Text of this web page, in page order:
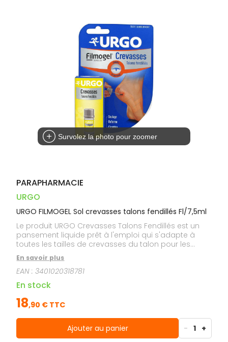
Survolez la photo pour zoomer
PARAPHARMACIE
URGO
URGO FILMOGEL Sol crevasses talons fendillés Fl/7,5ml
Le produit URGO Crevasses Talons Fendillés est un
pansement liquide prêt à l'emploi qui s'adapte à
toutes les tailles de crevasses du talon pour les
apaiser, les refermer et les cicatriser. L’application
localisée du produit sur la crevasse permet, au
contact de l’air, la formation d'un film protecteur
transparent souple. Le film formé protège la
crevasse des agressions extérieures, évite la
réouverture de la crevasse, soulage la douleur et
favorise la cicatrisation. Ce produit innovant est
également résistant à l’eau.
En savoir plus
EAN :3401020318781
En stock
18,90 € TTC
Ajouter au panier - 1 +